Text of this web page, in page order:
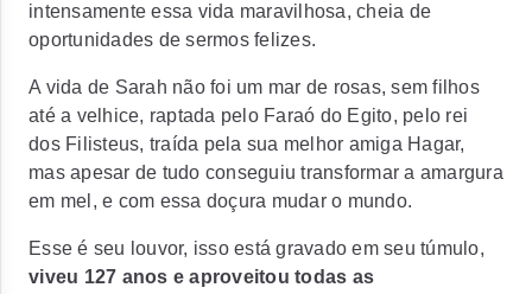
intensamente essa vida maravilhosa, cheia de
oportunidades de sermos felizes.
A vida de Sarah não foi um mar de rosas, sem filhos
até a velhice, raptada pelo Faraó do Egito, pelo rei
dos Filisteus, traída pela sua melhor amiga Hagar,
mas apesar de tudo conseguiu transformar a amargura
em mel, e com essa doçura mudar o mundo.
Esse é seu louvor, isso está gravado em seu túmulo,
viveu 127 anos e aproveitou todas as